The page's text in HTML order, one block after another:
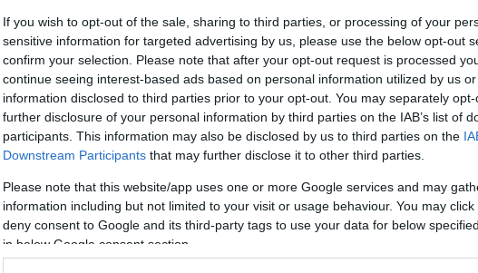
If you wish to opt-out of the sale, sharing to third parties, or processing of your
sensitive information for targeted advertising by us, please use the below opt-out
confirm your selection. Please note that after your opt-out request is processed
continue seeing interest-based ads based on personal information utilized by us
information disclosed to third parties prior to your opt-out. You may separately
further disclosure of your personal information by third parties on the IAB’s list of
participants. This information may also be disclosed by us to third parties on the
Downstream Participants that may further disclose it to other third parties.
Please note that this website/app uses one or more Google services and may
information including but not limited to your visit or usage behaviour. You may
deny consent to Google and its third-party tags to use your data for below
in below Google consent section.
συνεννόησης απέναντι στην τουρκική προκλητικότητα, ως ένα
χρέος» απέναντι στην πατρίδα.
Να διαμορφώσουν σε κλίμα συναίνεση την εθνική «γραμμή»
μακριά από προεκλογικές σκοπιμότητες.
Με άλλα λόγια, απαιτείται όλοι, κυβέρνηση και αντιπολίτευση
σταθούν στο ύψος τους, χωρίς αστερίσκους.
ΔΙΑΦΗΜΙΣΗ